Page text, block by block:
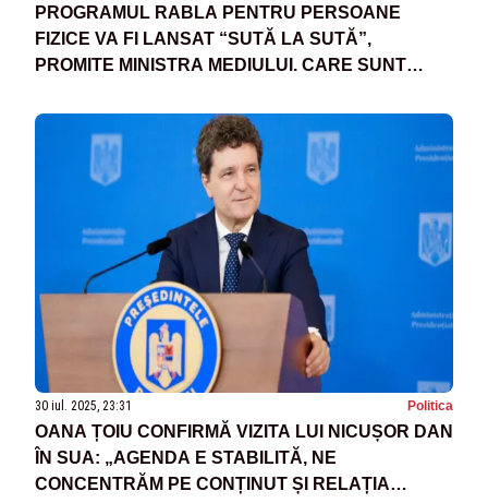
PROGRAMUL RABLA PENTRU PERSOANE
FIZICE VA FI LANSAT “SUTĂ LA SUTĂ”,
PROMITE MINISTRA MEDIULUI. CARE SUNT
30 iul. 2025, 23:31 Politica
OANA ȚOIU CONFIRMĂ VIZITA LUI NICUȘOR DAN
ÎN SUA: „AGENDA E STABILITĂ, NE
CONCENTRĂM PE CONȚINUT ȘI RELAȚIA